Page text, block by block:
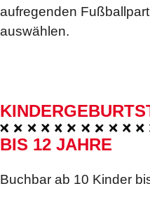
aufregenden
auswählen.
BIS 12 JAHRE
Buchbar ab 10 Kinder